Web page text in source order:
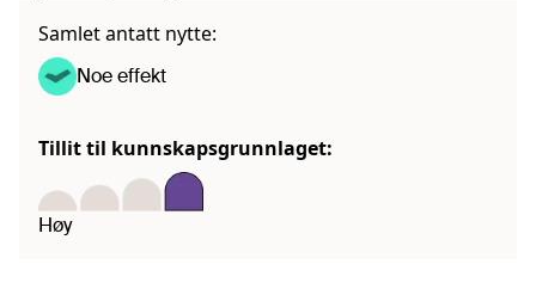
Samlet antatt nytte:
Noe effekt
Tillit til kunnskapsgrunnlaget:
Høy